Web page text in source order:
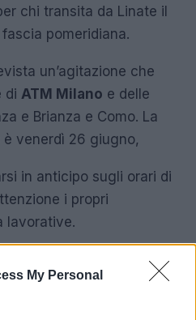
My Personal
chi transita da Linate il
pomeridiana.
un’agitazione che
di ATM Milano e delle
e Brianza e Como. La
è venerdì 26 giugno,
in anticipo sugli orari di
i propri
lavorative.